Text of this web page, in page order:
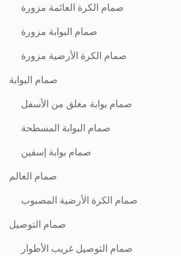
صمام الكرة العائمة مزورة
صمام البوابة مزورة
صمام الكرة الأرضية مزورة
صمام البوابة
صمام بوابة مغلق من الأسفل
صمام البوابة المسطحة
صمام بوابة إسفين
صمام العالم
صمام الكرة الأرضية المصبوب
صمام التوصيل
صمام التوصيل غريب الأطوار